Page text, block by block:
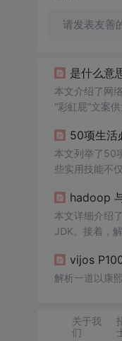
请发表友善
是什么意
本文介绍了网
“彩虹屁”文案供
50项生活
本文列举了50
些实用技能不
hadoop
本文详细介绍
JDK。接着，
vijos
解析一道以康
关于我
们